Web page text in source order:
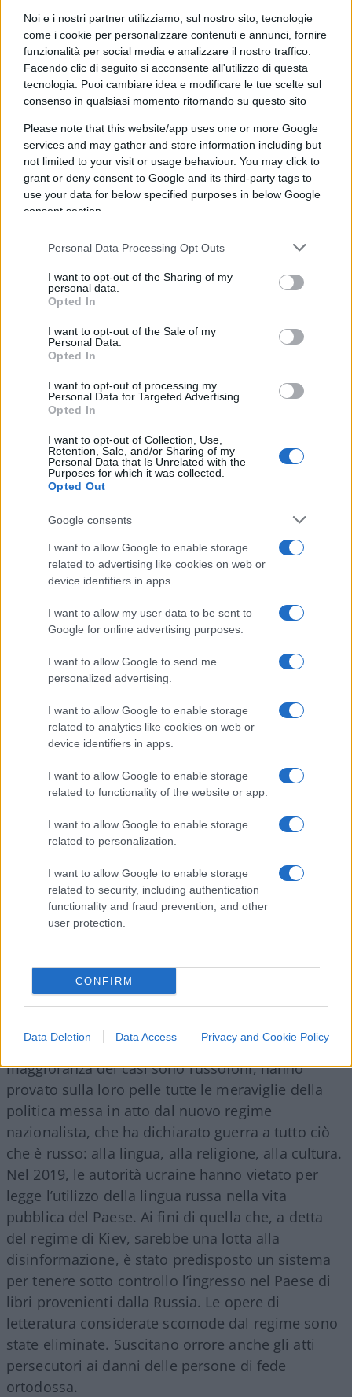
Noi e i nostri partner utilizziamo, sul nostro sito, tecnologie
come i cookie per personalizzare contenuti e annunci, fornire
funzionalità per social media e analizzare il nostro traffico.
Facendo clic di seguito si acconsente all'utilizzo di questa
tecnologia. Puoi cambiare idea e modificare le tue scelte sul
consenso in qualsiasi momento ritornando su questo sito
Please note that this website/app uses one or more Google
services and may gather and store information including but
not limited to your visit or usage behaviour. You may click to
grant or deny consent to Google and its third-party tags to
use your data for below specified purposes in below Google
consent section.
Personal Data Processing Opt Outs
I want to opt-out of the Sharing of my
personal data.
Opted In
I want to opt-out of the Sale of my
Personal Data.
Opted In
I want to opt-out of processing my
Personal Data for Targeted Advertising.
Opted In
I want to opt-out of Collection, Use,
Retention, Sale, and/or Sharing of my
Personal Data that Is Unrelated with the
Purposes for which it was collected.
Opted Out
Google consents
I want to allow Google to enable storage
related to advertising like cookies on web or
device identifiers in apps.
I want to allow my user data to be sent to
Google for online advertising purposes.
I want to allow Google to send me
personalized advertising.
I want to allow Google to enable storage
related to analytics like cookies on web or
device identifiers in apps.
I want to allow Google to enable storage
related to functionality of the website or app.
I want to allow Google to enable storage
related to personalization.
I want to allow Google to enable storage
related to security, including authentication
functionality and fraud prevention, and other
user protection.
CONFIRM
Data Deletion Data Access Privacy and Cookie Policy
finale del vertice ha ricevuto l’approvazione di soli
77 Paesi. Dunque, vediamo come si stia
rafforzando la consapevolezza del fatto che una
via praticabile verso la risoluzione duratura della
crisi in questo momento si trova esclusivamente
articolata il 14 giugno scorso durante il suo
intervento di fronte ai vertici del Ministero degli
Affari Esteri russo. Tale proposta andrebbe presa
in seria considerazione».
Ma mi risulta che la proposta di pace avanzata
dal Presidente Vladimir Putin è già stata
respinta da tutti…
è stata presa in seria considerazione da diversi
Paesi in Eurasia, in America Latina e in Africa. In
particolare, ci tengo a far notare che oggi, come
già nel 2015, una volta siglato il pacchetto di
misure di Minsk, e come già nel dicembre 2021,
quando Mosca proponeva agli USA e alla NATO di
trovare una soluzione alle problematiche legate
alla sicurezza della regione euro-atlantica, e come
del resto già tra il marzo e l’aprile del 2022,
quando praticamente si era riusciti a concordare
una bozza dei trattati di pace con l’Ucraina,
ebbene anche oggi, come allora, abbiamo una
reale opportunità di fermare l’escalation e di
giungere alla pace. Il rifiuto di condurre negoziati
con Mosca non farà che aggravare una situazione
che è destinata soltanto a peggiorare per Kiev».
Vogliamo rammentare i punti-chiave della
proposta del Presidente Putin?
«I punti-chiave sono: il ritiro delle formazioni
militari ucraine dalle Repubbliche popolari di
Kherson, lo status di Paese neutrale, non allineato
e denuclearizzato dell’Ucraina, demilitarizzazione
e denazificazione del Paese, la piena garanzia del
rispetto dei diritti, delle libertà e degli interessi dei
cittadini russofoni residenti in Ucraina e il
E gli abitanti di queste regioni? In Occidente
siamo convinti dell’illegittimità dei
«Gli abitanti di queste regioni, che nella
maggioranza dei casi sono russofoni, hanno
provato sulla loro pelle tutte le meraviglie della
politica messa in atto dal nuovo regime
nazionalista, che ha dichiarato guerra a tutto ciò
che è russo: alla lingua, alla religione, alla cultura.
Nel 2019, le autorità ucraine hanno vietato per
legge l’utilizzo della lingua russa nella vita
pubblica del Paese. Ai fini di quella che, a detta
del regime di Kiev, sarebbe una lotta alla
disinformazione, è stato predisposto un sistema
per tenere sotto controllo l’ingresso nel Paese di
libri provenienti dalla Russia. Le opere di
letteratura considerate scomode dal regime sono
state eliminate. Suscitano orrore anche gli atti
persecutori ai danni delle persone di fede
ortodossa.